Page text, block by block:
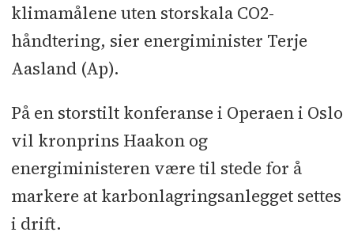
klimamålene uten storskala CO2-
håndtering, sier energiminister Terje
Aasland (Ap).
På en storstilt konferanse i Operaen i Oslo
vil kronprins Haakon og
energiministeren være til stede for å
markere at karbonlagringsanlegget settes
i drift.